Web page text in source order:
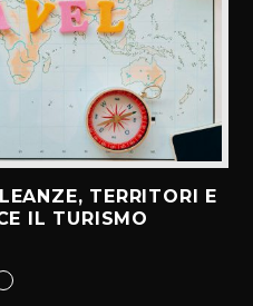
TERRITORI E
IL TURISMO